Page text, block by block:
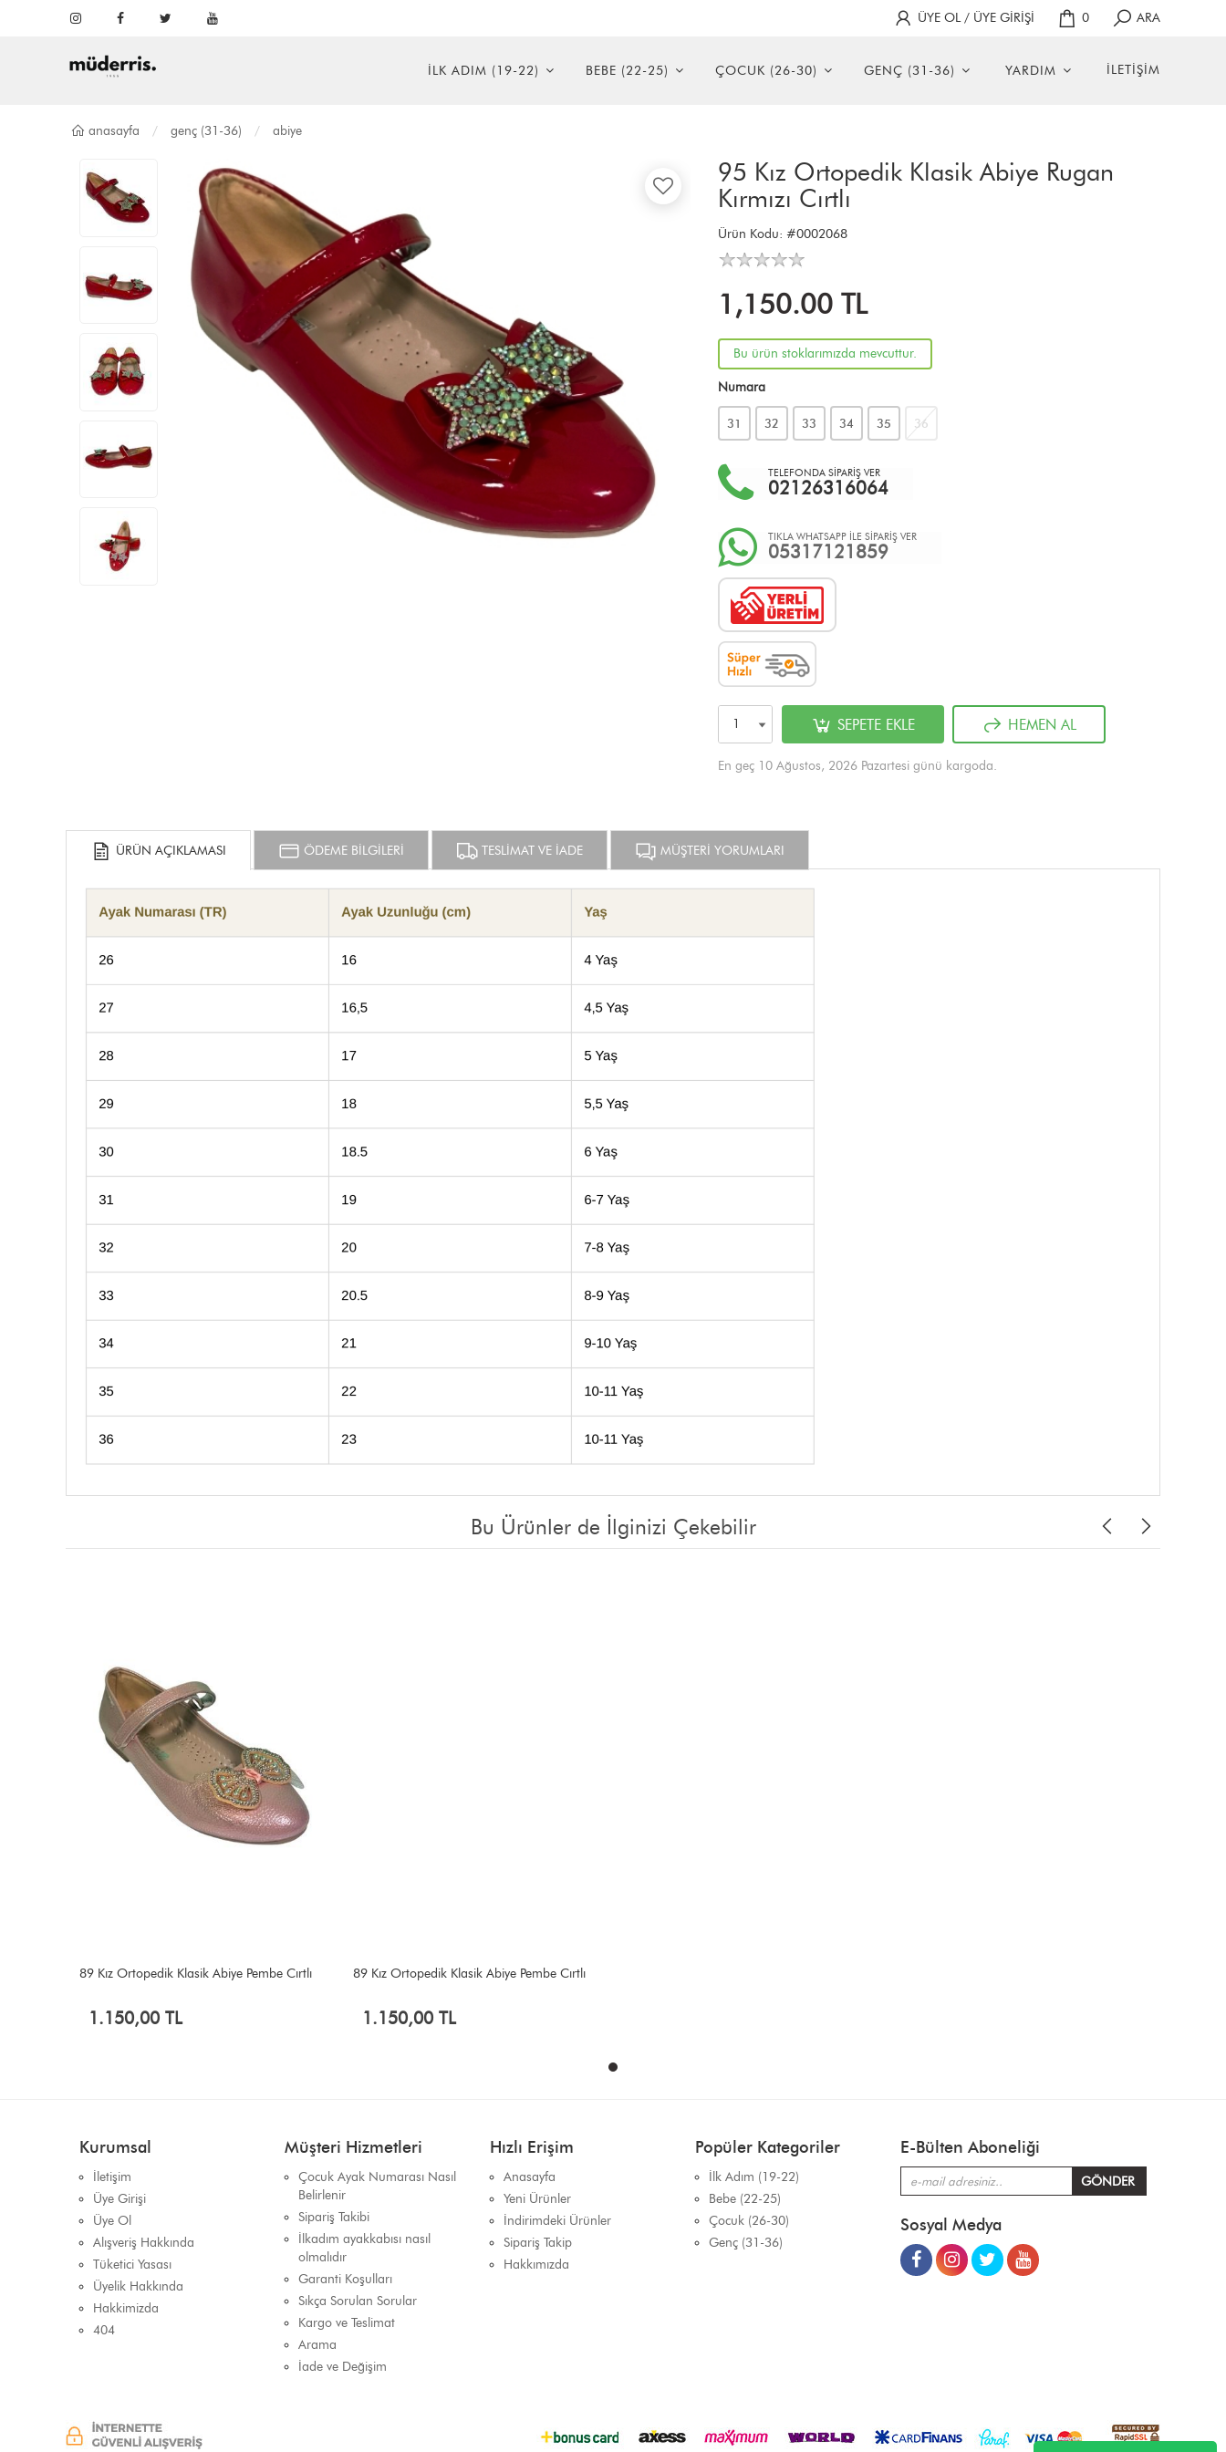
ÜYE OL / ÜYE GİRİŞİ 0 ARA
İLK ADIM (19-22) BEBE (22-25) ÇOCUK (26-30) GENÇ (31-36) YARDIM İLETİŞİM
anasayfa genç (31-36) abiye
95 Kız Ortopedik Klasik Abiye Rugan
Kırmızı Cırtlı
Ürün Kodu: #0002068
1,150.00 TL
Bu ürün stoklarımızda mevcuttur.
Numara
31 32 33 34 35 36
TELEFONDA SİPARİŞ VER
02126316064
TIKLA WHATSAPP İLE SİPARİŞ VER
05317121859
SEPETE EKLE HEMEN AL
En geç 10 Ağustos, 2026 Pazartesi günü kargoda.
ÜRÜN AÇIKLAMASI ÖDEME BİLGİLERİ TESLİMAT VE İADE MÜŞTERİ YORUMLARI
Bu Ürünler de İlginizi Çekebilir
89 Kız Ortopedik Klasik Abiye Pembe Cırtlı
1.150,00 TL
89 Kız Ortopedik Klasik Abiye Pembe Cırtlı
1.150,00 TL
Kurumsal
İletişim
Üye Girişi
Üye Ol
Alışveriş Hakkında
Tüketici Yasası
Üyelik Hakkında
Hakkimizda
404
Müşteri Hizmetleri
Çocuk Ayak Numarası Nasıl
Belirlenir
Sipariş Takibi
İlkadım ayakkabısı nasıl
olmalıdır
Garanti Koşulları
Sıkça Sorulan Sorular
Kargo ve Teslimat
Arama
İade ve Değişim
Hızlı Erişim
Anasayfa
Yeni Ürünler
İndirimdeki Ürünler
Sipariş Takip
Hakkımızda
Popüler Kategoriler
İlk Adım (19-22)
Bebe (22-25)
Çocuk (26-30)
Genç (31-36)
E-Bülten Aboneliği
Sosyal Medya